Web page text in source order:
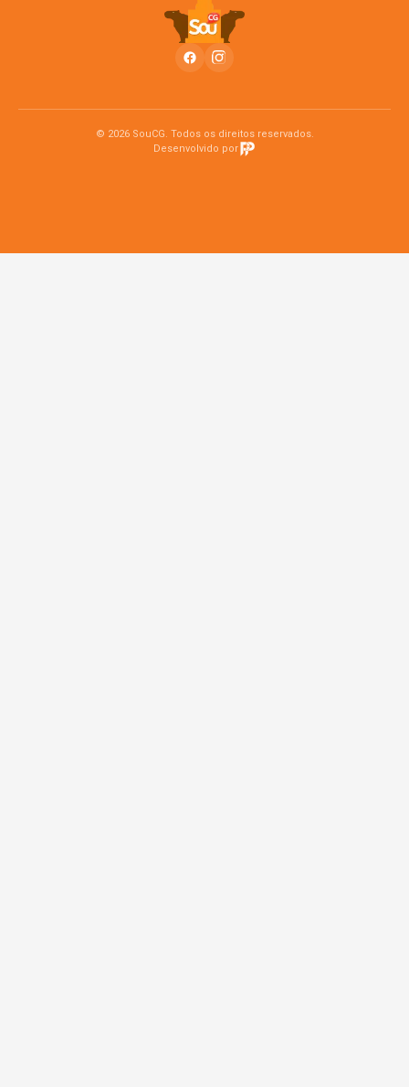
© 2026 SouCG. Todos os direitos reservados.
Desenvolvido por